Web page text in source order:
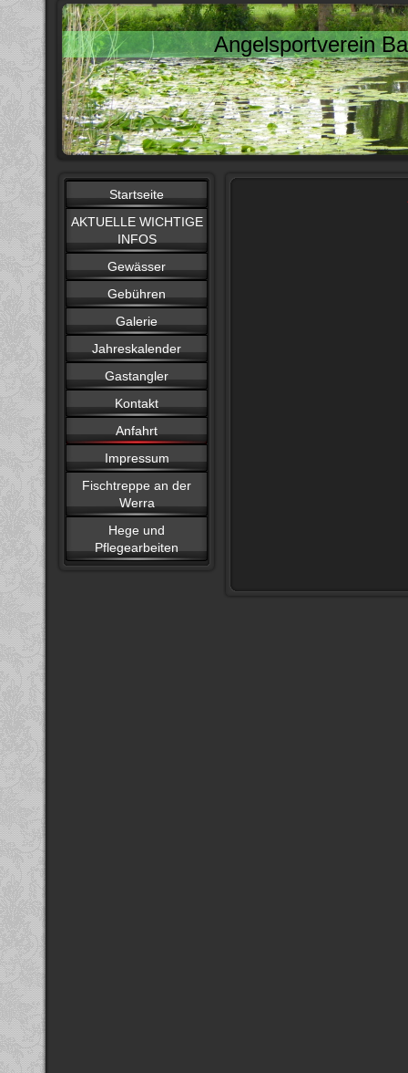
Angelsportverein
Startseite
AKTUELLE WICHTIGE
INFOS
Gewässer
Gebühren
Galerie
Jahreskalender
Gastangler
Kontakt
Anfahrt
Impressum
Fischtreppe an der
Werra
Hege und
Pflegearbeiten